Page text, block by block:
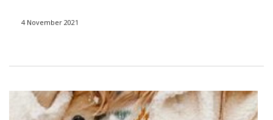
passen. Machen Sie sich mit dem Angebot unseres
Großhändlern
Welche Winterjacken für Damen sind am angesagtesten?
4 November 2021